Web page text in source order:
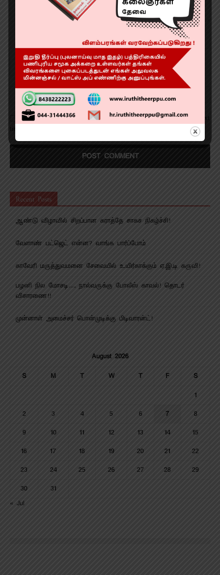
Save my name, email, and website in this browser for the next
Recent Posts
ஆண்டு விழாவில் சிறப்பான கராத்தே சாகச நிகழ்ச்சி!
வேளாண் பட்ஜெட் என்ன? வாங்க பார்ப்போம்
காவேரி மருத்துவமனை சேவையில் உயிர்காக்கும் ஏ.இ.டி கருவி!
பழனி நில மோசடி…. நால்வருக்கு போலீஸ் காவல்! தொடர்
விசாரணை!!
முன்னாள் அமைச்சர் பொன்முடிக்கு பிடிவாரன்ட்!
August 2026
S M T W T F S
1
2 3 4 5 6 7 8
9 10 11 12 13 14 15
16 17 18 19 20 21 22
23 24 25 26 27 28 29
30
31
« Jul